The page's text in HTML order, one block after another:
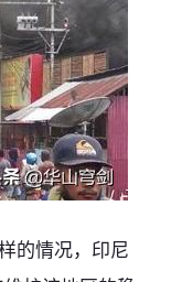
的情况，印尼